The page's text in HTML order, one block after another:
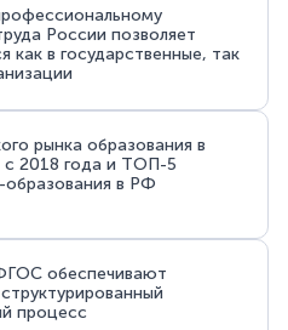
России позволяет
как в государственные, так
рынка образования в
с 2018 года и ТОП-5
образования в РФ
обеспечивают
процесс